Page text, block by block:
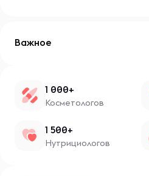
Важное
1 000+
Косметологов
1 500+
Нутрициологов